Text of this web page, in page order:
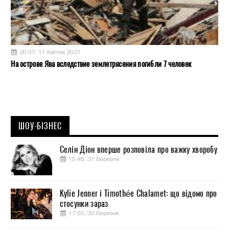
20:37, 11 Квітня 2021
На острове Ява вследствие землетрясения погибли 7 человек
ШОУ-БІЗНЕС
Селін Діон вперше розповіла про важку хворобу
15:46, 31 Березня
Kylie Jenner і Timothée Chalamet: що відомо про
стосунки зараз
17:50, 30 Березня